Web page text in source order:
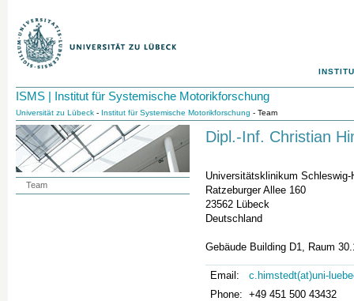
ISMS | Institut für Systemische Motorikforschung
Universität zu Lübeck - Institut für Systemische Motorikforschung - Team
Dipl.-Inf. Christian
Universitätsklinikum
Ratzeburger Allee 160
23562 Lübeck
Deutschland
Gebäude Building D1, Raum
Email:
c.himstedt(at)uni-
Phone: +49 451 500 43432
Team